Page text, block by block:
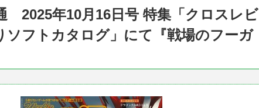
2025年10月16日号 特集「クロスレビ
ソフトカタログ」にて『戦場のフーガ